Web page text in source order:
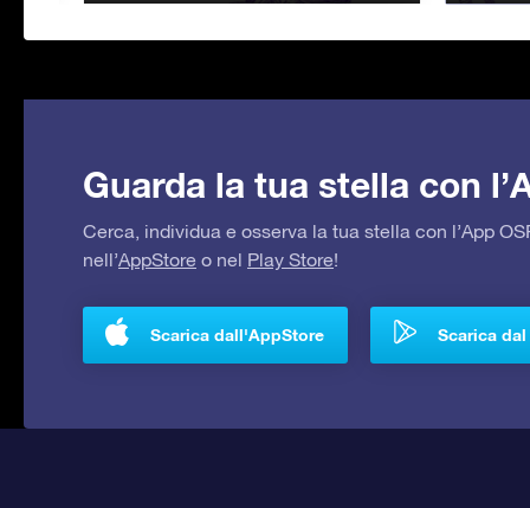
Guarda la tua stella con
Cerca, individua e osserva la tua stella con l’App
nell’AppStore o nel Play Store!
Scarica dall'AppStore Scarica